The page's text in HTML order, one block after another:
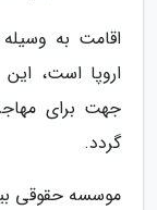
اقامت به
اروپا است،
جهت برای
گردد.
موسسه حقوقی